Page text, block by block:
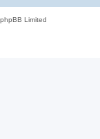
Limited